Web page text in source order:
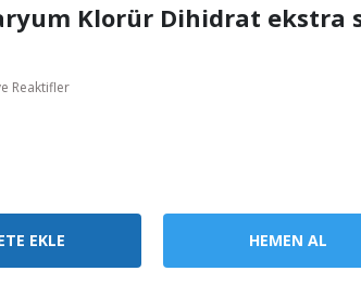
Klorür Dihidrat ekstra
Reaktifler
EKLE HEMEN AL